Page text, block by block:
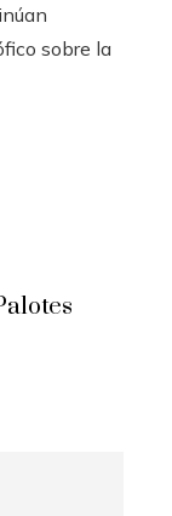
sobre la